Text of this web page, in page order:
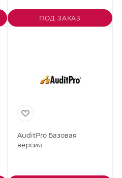
ПОД ЗАКАЗ
AuditPro Базовая
версия